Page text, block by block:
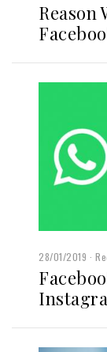
Reason
28/01/2019